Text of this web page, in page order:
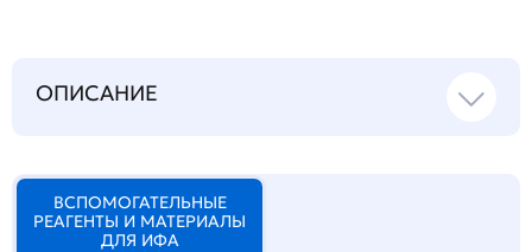
ОПИСАНИЕ
ВСПОМОГАТЕЛЬНЫЕ
РЕАГЕНТЫ И МАТЕРИАЛЫ
ДЛЯ ИФА